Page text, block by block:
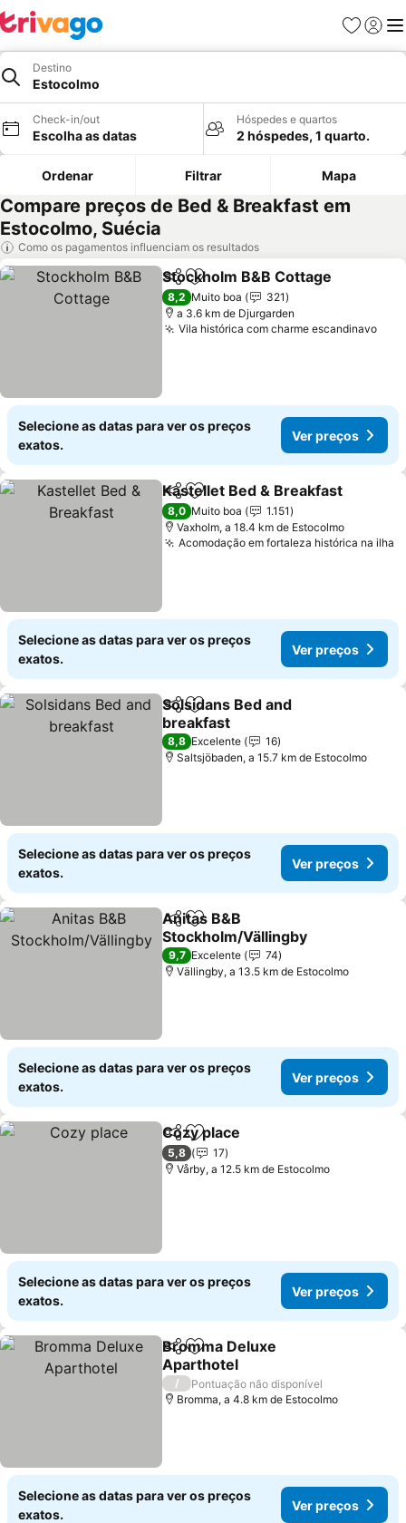
Favoritos
Iniciar
Destino
Estocolmo
Check-in/out
Escolha as datas
Hóspedes e quartos
2 hóspedes, 1 quarto.
Ordenar Filtrar Mapa
Compare preços de Bed & Breakfast em
Estocolmo, Suécia
Como os pagamentos influenciam os resultados
PartilharAdicionar aos favoritos
Stockholm B&B Cottage
8,2 Muito boa
321
a 3.6 km de Djurgarden
Vila histórica com charme escandinavo
Selecione as datas para ver os preços
exatos.
Ver preços
PartilharAdicionar aos favoritos
Kastellet Bed & Breakfast
8,0 Muito boa
1.151
Vaxholm, a 18.4 km de Estocolmo
Acomodação em fortaleza histórica na ilha
Selecione as datas para ver os preços
exatos.
Ver preços
PartilharAdicionar aos favoritos
Solsidans Bed and
breakfast
8,8 Excelente
16
Saltsjöbaden, a 15.7 km de Estocolmo
Selecione as datas para ver os preços
exatos.
Ver preços
PartilharAdicionar aos favoritos
Anitas B&B
Stockholm/Vällingby
9,7 Excelente
74
Vällingby, a 13.5 km de Estocolmo
Selecione as datas para ver os preços
exatos.
Ver preços
PartilharAdicionar aos favoritos
Cozy place
5,8
17
Vårby, a 12.5 km de Estocolmo
Selecione as datas para ver os preços
exatos.
Ver preços
PartilharAdicionar aos favoritos
Bromma Deluxe
Aparthotel
/
Pontuação não disponível
Bromma, a 4.8 km de Estocolmo
Selecione as datas para ver os preços
exatos.
Ver preços